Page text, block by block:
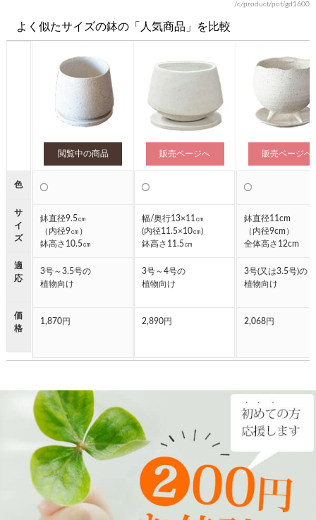
/c/product/pot/gd1600
よく似たサイズの鉢の「人気商品」を比較
色
サ
イ
ズ
適
応
価
格
閲覧中の商品
●
鉢直径9.5㎝
（内径9㎝）
鉢高さ10.5㎝
3号～3.5号の
植物向け
1,870円
販売ページへ
●
幅/奥行13×11㎝
(内径11.5×10㎝)
鉢高さ11.5㎝
3号～4号の
植物向け
2,890円
販売ページへ
●
鉢直径11cm
（内径9cm）
全体高さ12cm
3号(又は3.5号)の
植物向け
2,068円